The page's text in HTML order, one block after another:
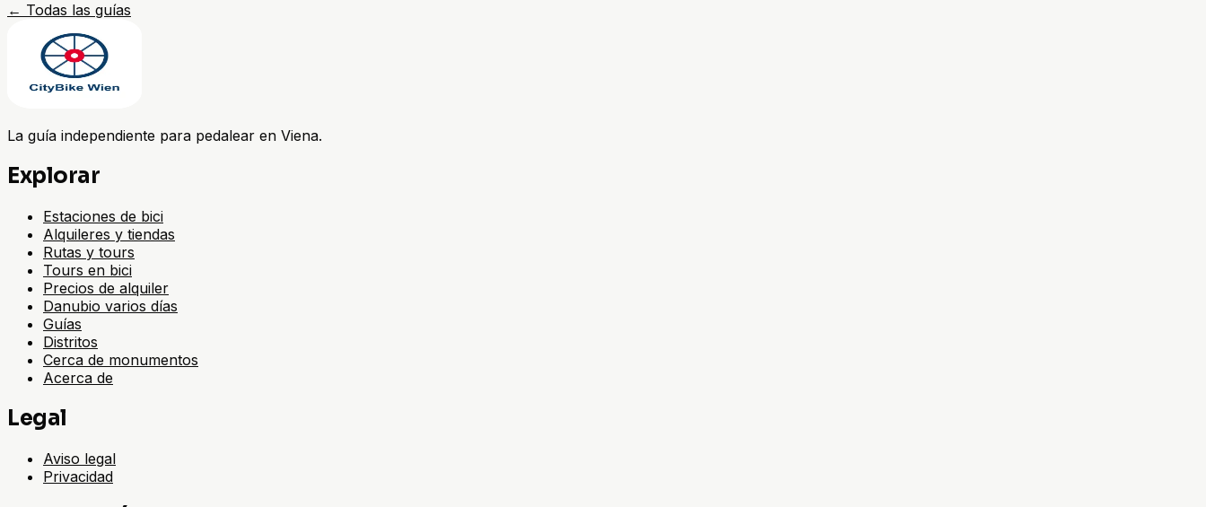
← Todas las guías
La guía independiente para pedalear en Viena.
Explorar
Estaciones de bici
Alquileres y tiendas
Rutas y tours
Tours en bici
Precios de alquiler
Danubio varios días
Guías
Distritos
Cerca de monumentos
Acerca de
Legal
Aviso legal
Privacidad